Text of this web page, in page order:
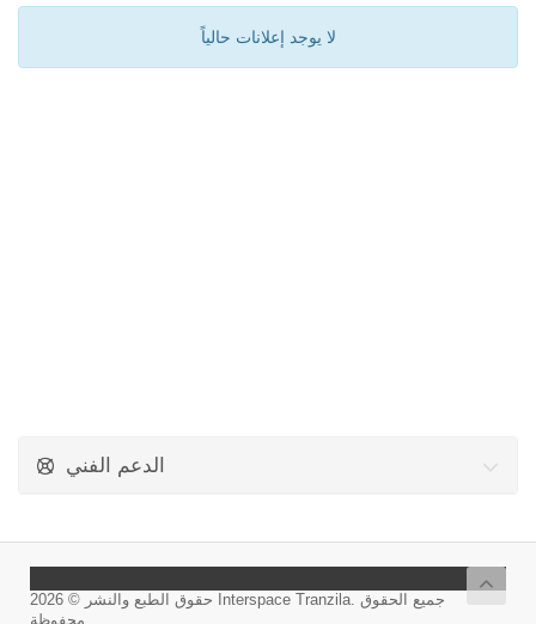
لا يوجد إعلانات حالياً
الدعم الفني
حقوق الطبع والنشر © 2026 Interspace Tranzila. جميع الحقوق